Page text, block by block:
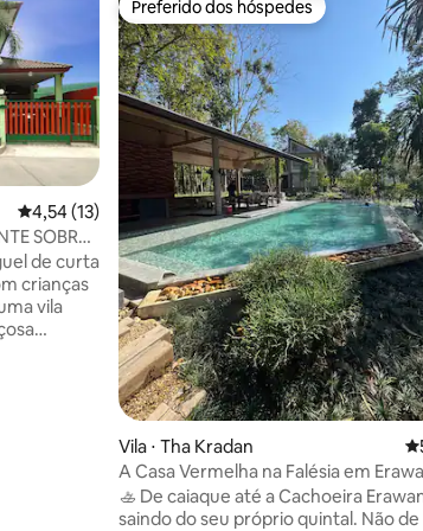
4,54 de uma avaliação média de 5, 13 avaliações
4,54 (13)
SOBRE
de curta
crianças
vila
Preferido dos hóspedes
Preferido dos hóspedes
Vila ⋅ Tha Kradan 5
A Casa Vermelha na Falésia em
🚣 De caiaque até a Cachoeira
saindo do seu próprio quintal. Não de um